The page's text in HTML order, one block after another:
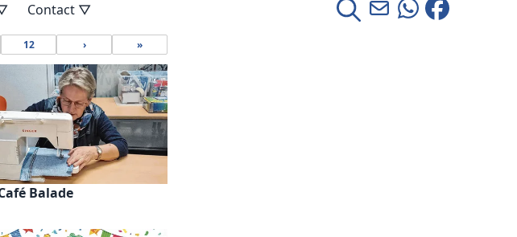
Contact ▽
12 › »
Balade